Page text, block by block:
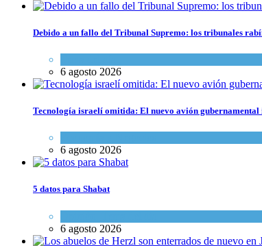
Debido a un fallo del Tribunal Supremo: los tribunales
6 agosto 2026
Tecnología israelí omitida: El nuevo avión
6 agosto 2026
5 datos para Shabat
6 agosto 2026